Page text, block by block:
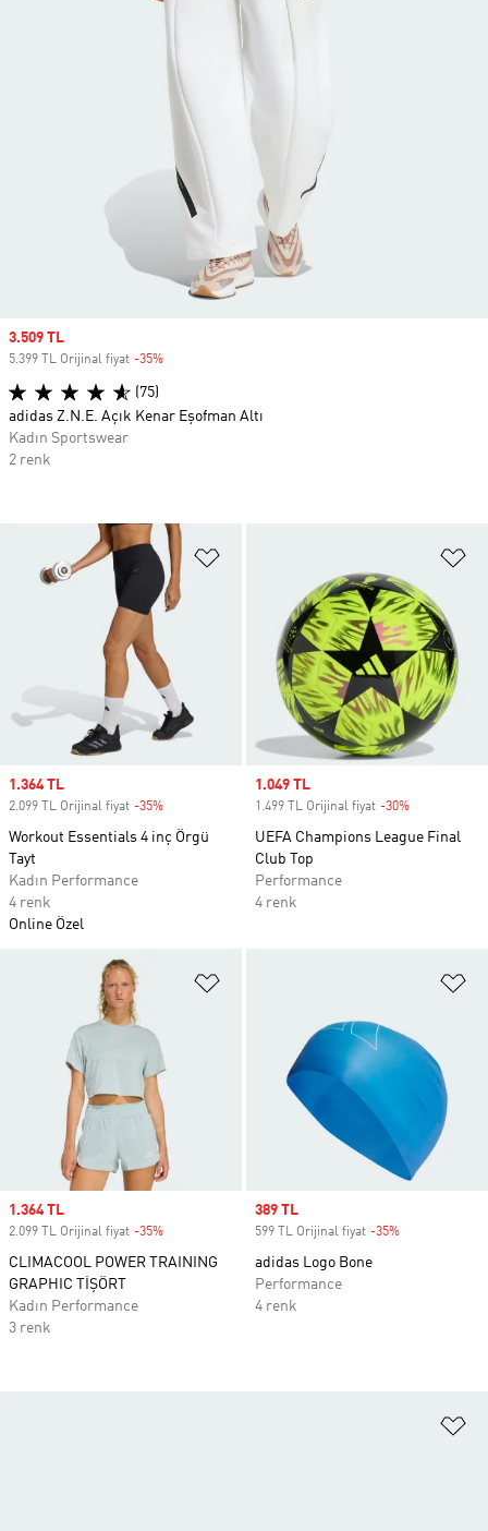
Sale price
1.364 TL
2.099 TL Orijinal fiyat -35%
Workout Essentials 4 inç Örgü
Tayt
Kadın Performance
4 renk
Online Özel
Sale price
1.049 TL
1.499 TL Orijinal fiyat -30%
UEFA Champions League Final
Club Top
Performance
4 renk
Sale price
1.364 TL
2.099 TL Orijinal fiyat -35%
CLIMACOOL POWER TRAINING
GRAPHIC TİŞÖRT
Kadın Performance
3 renk
Sale price
389 TL
599 TL Orijinal fiyat -35%
adidas Logo Bone
Performance
4 renk
Sale price
3.509 TL
5.399 TL Orijinal fiyat -35%
(75)
adidas Z.N.E. Açık Kenar Eşofman Altı
Kadın Sportswear
2 renk